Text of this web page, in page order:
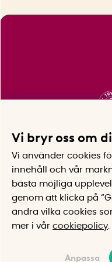
Vi bryr oss om
Vi använder cookies
innehåll och vår
bästa möjliga
genom att klicka på
ändra vilka cookies
mer i vår cookiepolicy
Anpassa